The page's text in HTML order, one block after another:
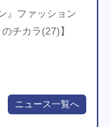
』ファッション
チカラ(27)】
ニュース一覧へ